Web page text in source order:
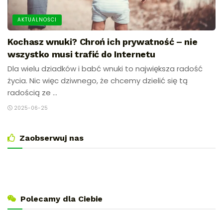
AKTUALNOŚCI
Kochasz wnuki? Chroń ich prywatność – nie
wszystko musi trafić do Internetu
Dla wielu dziadków i babć wnuki to największa radość
życia. Nic więc dziwnego, że chcemy dzielić się tą
radością ze ...
2025-06-25
Zaobserwuj nas
Polecamy dla Ciebie